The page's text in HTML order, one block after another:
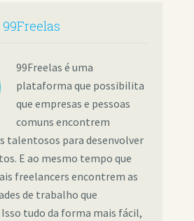
99Freelas
99Freelas é uma
plataforma que possibilita
que empresas e pessoas
comuns encontrem
talentosos para desenvolver
E ao mesmo tempo que
freelancers encontrem as
de trabalho que
tudo da forma mais fácil,